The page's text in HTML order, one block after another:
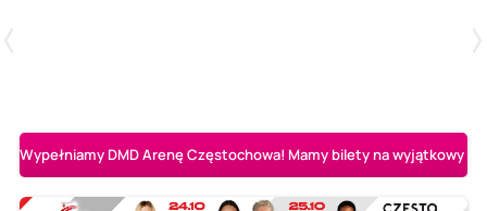
Wypełniamy DMD Arenę Częstochowa! Mamy bilety na wyjątkowy